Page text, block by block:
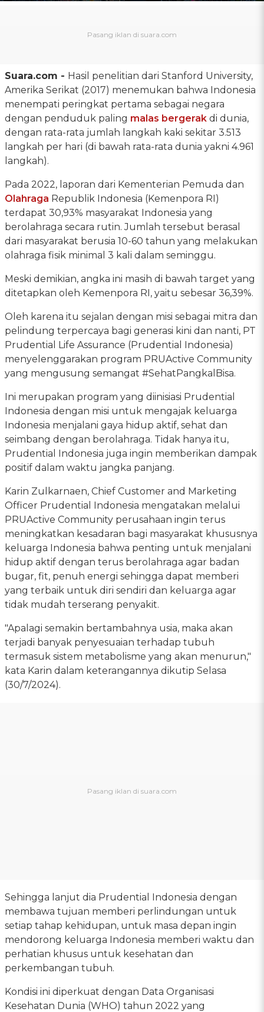
Suara.com - Hasil penelitian dari Stanford University,
Amerika Serikat (2017) menemukan bahwa Indonesia
menempati peringkat pertama sebagai negara
dengan penduduk paling malas bergerak di dunia,
dengan rata-rata jumlah langkah kaki sekitar 3.513
langkah per hari (di bawah rata-rata dunia yakni 4.961
langkah).
Pada 2022, laporan dari Kementerian Pemuda dan
Olahraga Republik Indonesia (Kemenpora RI)
terdapat 30,93% masyarakat Indonesia yang
berolahraga secara rutin. Jumlah tersebut berasal
dari masyarakat berusia 10-60 tahun yang melakukan
olahraga fisik minimal 3 kali dalam seminggu.
Meski demikian, angka ini masih di bawah target yang
ditetapkan oleh Kemenpora RI, yaitu sebesar 36,39%.
Oleh karena itu sejalan dengan misi sebagai mitra dan
pelindung terpercaya bagi generasi kini dan nanti, PT
Prudential Life Assurance (Prudential Indonesia)
menyelenggarakan program PRUActive Community
yang mengusung semangat #SehatPangkalBisa.
Ini merupakan program yang diinisiasi Prudential
Indonesia dengan misi untuk mengajak keluarga
Indonesia menjalani gaya hidup aktif, sehat dan
seimbang dengan berolahraga. Tidak hanya itu,
Prudential Indonesia juga ingin memberikan dampak
positif dalam waktu jangka panjang.
Karin Zulkarnaen, Chief Customer and Marketing
Officer Prudential Indonesia mengatakan melalui
PRUActive Community perusahaan ingin terus
meningkatkan kesadaran bagi masyarakat khususnya
keluarga Indonesia bahwa penting untuk menjalani
hidup aktif dengan terus berolahraga agar badan
bugar, fit, penuh energi sehingga dapat memberi
yang terbaik untuk diri sendiri dan keluarga agar
tidak mudah terserang penyakit.
"Apalagi semakin bertambahnya usia, maka akan
terjadi banyak penyesuaian terhadap tubuh
termasuk sistem metabolisme yang akan menurun,"
kata Karin dalam keterangannya dikutip Selasa
(30/7/2024).
Sehingga lanjut dia Prudential Indonesia dengan
membawa tujuan memberi perlindungan untuk
setiap tahap kehidupan, untuk masa depan ingin
mendorong keluarga Indonesia memberi waktu dan
perhatian khusus untuk kesehatan dan
perkembangan tubuh.
Kondisi ini diperkuat dengan Data Organisasi
Kesehatan Dunia (WHO) tahun 2022 yang